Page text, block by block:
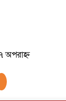
অপরাহ্ন